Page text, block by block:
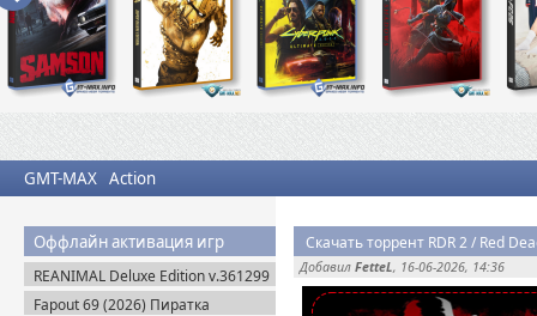
GMT-MAX Action
Оффлайн активация игр
REANIMAL Deluxe Edition v.361299
(2026) Пиратка
Fapout 69 (2026) Пиратка
Добавил FetteL, 16-06-2026, 14:36